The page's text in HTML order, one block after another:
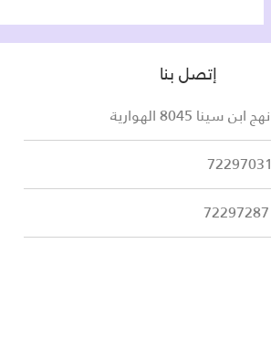
إتصل بنا
نهج ابن سينا 8045 الهوارية
72297031
72297287